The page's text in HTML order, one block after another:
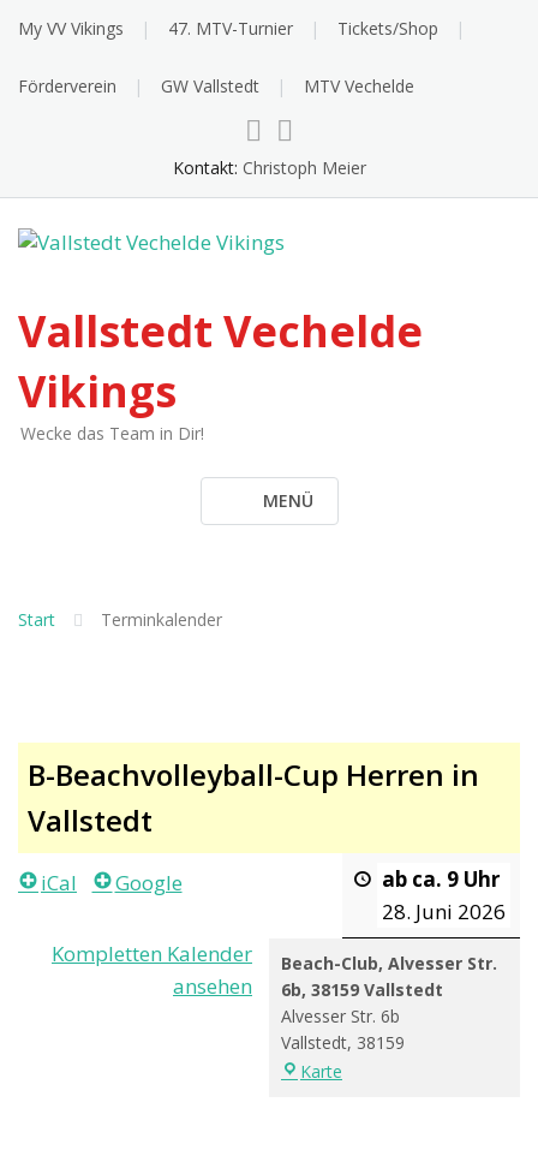
My VV Vikings 47. MTV-Turnier Tickets/Shop
Förderverein GW Vallstedt MTV Vechelde
Kontakt: Christoph Meier
Vallstedt Vechelde
Vikings
Wecke das Team in Dir!
MENÜ
Start Terminkalender
B-Beachvolleyball-Cup Herren in
Vallstedt
ab ca. 9 Uhr
28. Juni 2026
Beach-Club, Alvesser Str.
6b, 38159 Vallstedt
Alvesser Str. 6b
Vallstedt, 38159
Karte
iCal Google
Kompletten Kalender
ansehen